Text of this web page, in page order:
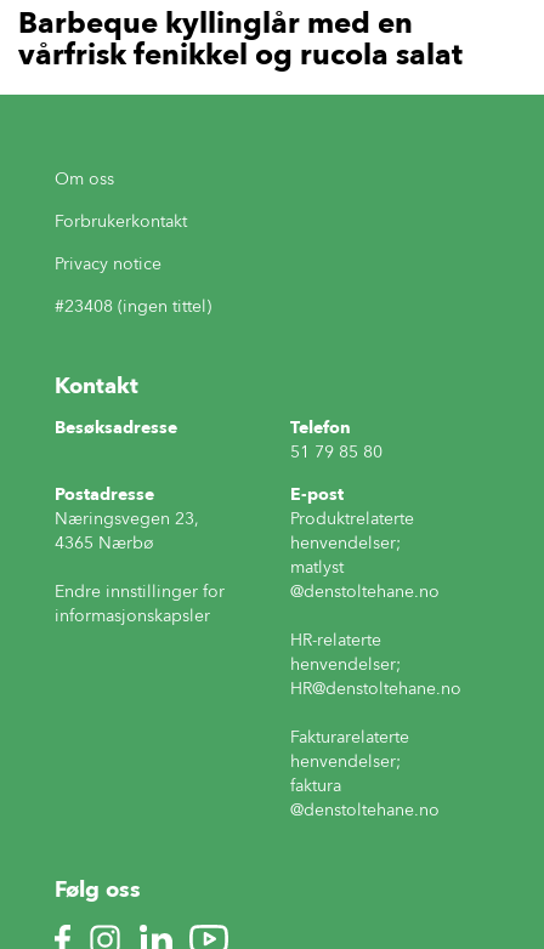
Barbeque kyllinglår med en
vårfrisk fenikkel og rucola salat
Om oss
Forbrukerkontakt
Privacy notice
#23408 (ingen tittel)
Kontakt
Besøksadresse
Telefon
51 79 85 80
Postadresse
Næringsvegen 23,
4365 Nærbø
Endre innstillinger for
informasjonskapsler
E-post
Produktrelaterte
henvendelser;
matlyst
@denstoltehane.no
HR-relaterte
henvendelser;
HR@denstoltehane.no
Fakturarelaterte
henvendelser;
faktura
@denstoltehane.no
Følg oss